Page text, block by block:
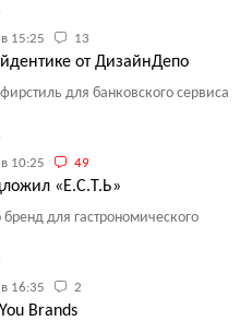
15:25 13
от ДизайнДепо
для банковского сервиса
10:25 49
«Е.С.Т.Ь»
бренд для гастрономического
16:35 2
Brands